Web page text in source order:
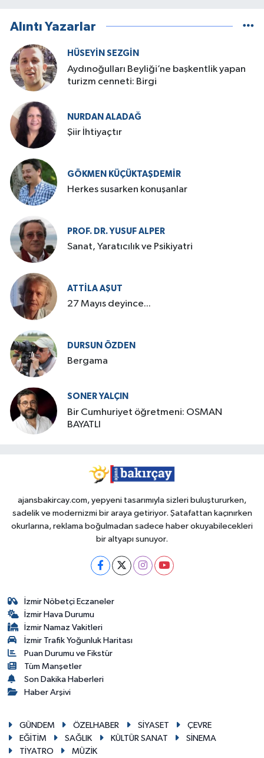
Alıntı Yazarlar
HÜSEYIN SEZGIN
Aydınoğulları Beyliği’ne başkentlik yapan
turizm cenneti: Birgi
NURDAN ALADAĞ
Şiir İhtiyaçtır
GÖKMEN KÜÇÜKTAŞDEMIR
Herkes susarken konuşanlar
PROF. DR. YUSUF ALPER
Sanat, Yaratıcılık ve Psikiyatri
ATTILA AŞUT
27 Mayıs deyince...
DURSUN ÖZDEN
Bergama
SONER YALÇIN
Bir Cumhuriyet öğretmeni: OSMAN
BAYATLI
ajansbakircay.com, yepyeni tasarımıyla sizleri buluştururken,
sadelik ve modernizmi bir araya getiriyor. Şatafattan kaçınırken
okurlarına, reklama boğulmadan sadece haber okuyabilecekleri
bir altyapı sunuyor.
İzmir Nöbetçi Eczaneler
İzmir Hava Durumu
İzmir Namaz Vakitleri
İzmir Trafik Yoğunluk Haritası
Puan Durumu ve Fikstür
Tüm Manşetler
Son Dakika Haberleri
Haber Arşivi
GÜNDEM ÖZELHABER SİYASET
ÇEVRE
EĞİTİM
SAĞLIK KÜLTÜR SANAT
SİNEMA
TİYATRO
MÜZİK